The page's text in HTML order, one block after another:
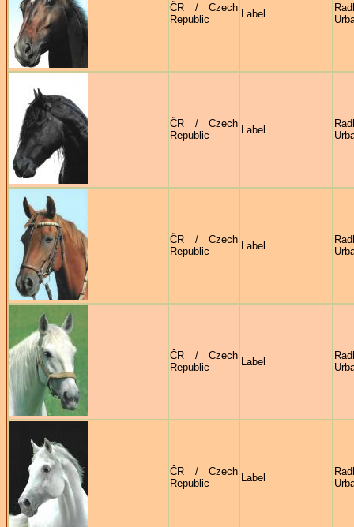
ČR / Czech
Republic
Label
ČR / Czech
Republic
Label
ČR / Czech
Republic
Label
ČR / Czech
Republic
Label
ČR / Czech
Republic
Label